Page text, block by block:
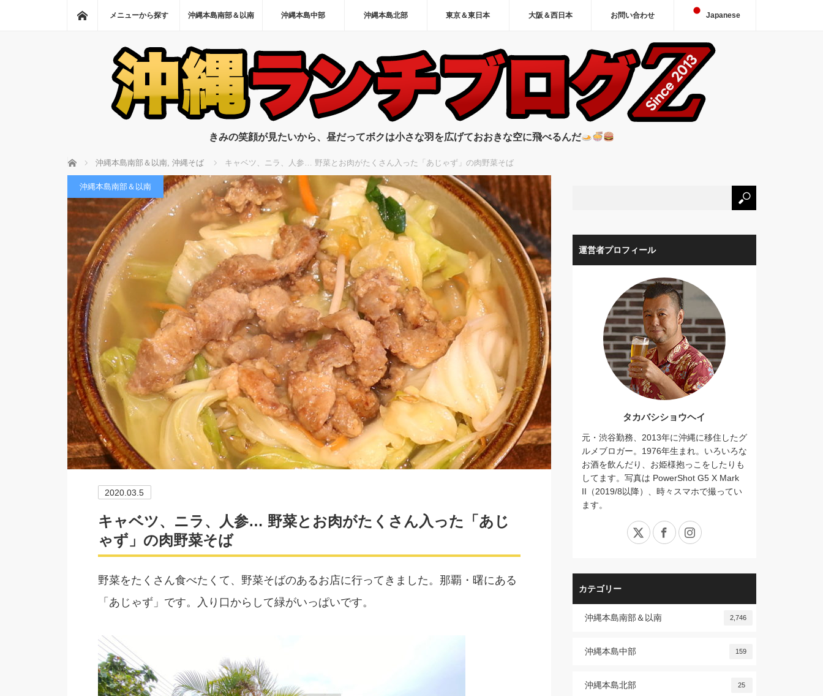
ホーム
メニューから探す 沖縄本島南部＆以南 沖縄本島中部 沖縄本島北部 東京＆東日本 大阪＆西日本 お問い合わせ Japanese
きみの笑顔が見たいから、昼だってボクは小さな羽を広げておおきな空に飛べるんだ
ホーム 沖縄本島南部＆以南, 沖縄そば キャベツ、ニラ、人参… 野菜とお肉がたくさん入った「あじゃず」の肉野菜そば
沖縄本島南部＆以南
2020.03.5
キャベツ、ニラ、人参… 野菜とお肉がたくさん入った「あじ
ゃず」の肉野菜そば
野菜をたくさん食べたくて、野菜そばのあるお店に行ってきました。那覇・曙にある
「あじゃず」です。入り口からして緑がいっぱいです。
運営者プロフィール
タカバシショウヘイ
元・渋谷勤務、2013年に沖縄に移住したグ
ルメブロガー。1976年生まれ。いろいろな
お酒を飲んだり、お姫様抱っこをしたりも
してます。写真は PowerShot G5 X Mark
II（2019/8以降）、時々スマホで撮ってい
ます。
X FacebookInstagram
カテゴリー
沖縄本島南部＆以南 2,746
沖縄本島中部 159
沖縄本島北部 25